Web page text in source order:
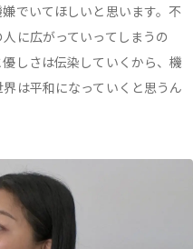
でいてほしいと思います。不
に広がっていってしまうの
しさは伝染していくから、機
は平和になっていくと思うん